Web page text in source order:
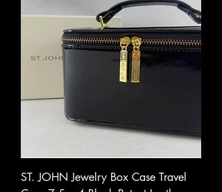
ST. JOHN Jewelry Box Case Travel